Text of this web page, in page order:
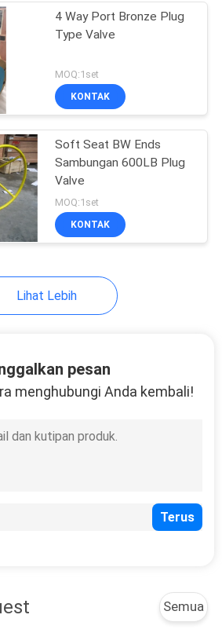
bola
dan
Ganda
Metal
4 Way Port Bronze Plug
Type Valve
MOQ:1set
KONTAK
Soft Seat BW Ends
Sambungan 600LB Plug
Valve
MOQ:1set
KONTAK
Lihat Lebih
pesan
menghubungi Anda kembali!
Semua